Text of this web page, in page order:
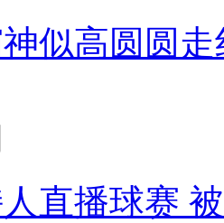
似高圆圆走
直播球赛